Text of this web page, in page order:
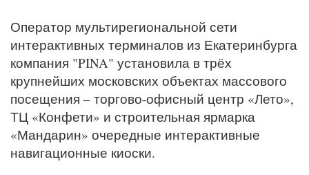
Оператор мультирегиональной сети
интерактивных терминалов из Екатеринбурга
компания "PINA" установила в трёх
крупнейших московских объектах массового
посещения – торгово-офисный центр «Лето»,
ТЦ «Конфети» и строительная ярмарка
«Мандарин» очередные интерактивные
навигационные киоски.